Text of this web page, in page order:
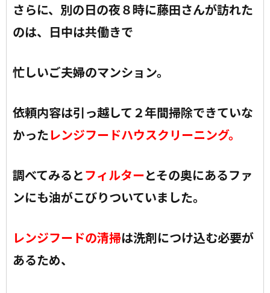
さらに、別の日の夜８時に藤田さんが訪れた
のは、日中は共働きで
忙しいご夫婦のマンション。
依頼内容は引っ越して２年間掃除できていな
かったレンジフードハウスクリーニング。
調べてみるとフィルターとその奥にあるファ
ンにも油がこびりついていました。
レンジフードの清掃は洗剤につけ込む必要が
あるため、